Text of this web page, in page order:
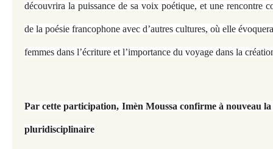
découvrira la puissance de sa voix poétique, et une rencontre
de la poésie francophone avec d’autres cultures, où elle
femmes dans l’écriture et l’importance du voyage dans la
Par cette participation, Imèn Moussa confirme à nouveau
pluridisciplinaire